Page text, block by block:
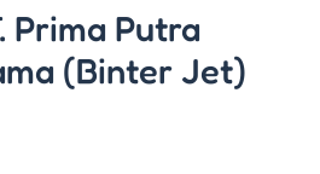
Prima Putra
(Binter Jet)